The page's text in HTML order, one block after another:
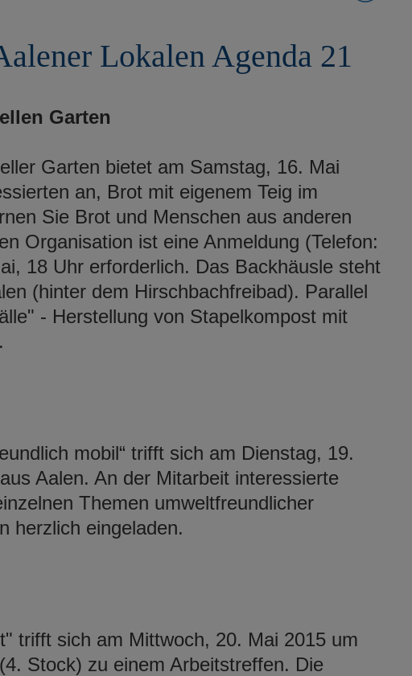
Lokalen Agenda 21
Garten
Garten bietet am Samstag, 16. Mai
an, Brot mit eigenem Teig im
Sie Brot und Menschen aus anderen
Organisation ist eine Anmeldung (Telefon:
18 Uhr erforderlich. Das Backhäusle steht
(hinter dem Hirschbachfreibad). Parallel
- Herstellung von Stapelkompost mit
mobil“ trifft sich am Dienstag, 19.
Aalen. An der Mitarbeit interessierte
Themen umweltfreundlicher
herzlich eingeladen.
trifft sich am Mittwoch, 20. Mai 2015 um
Stock) zu einem Arbeitstreffen. Die